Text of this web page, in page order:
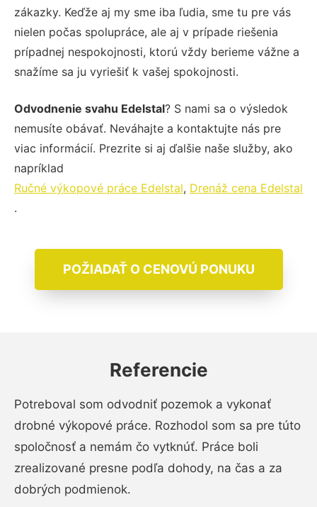
zákazky. Keďže aj my sme iba ľudia, sme tu pre vás
nielen počas spolupráce, ale aj v prípade riešenia
prípadnej nespokojnosti, ktorú vždy berieme vážne a
snažíme sa ju vyriešiť k vašej spokojnosti.
Odvodnenie svahu Edelstal? S nami sa o výsledok
nemusíte obávať. Neváhajte a kontaktujte nás pre
viac informácií. Prezrite si aj ďalšie naše služby, ako
napríklad
Ručné výkopové práce Edelstal, Drenáž cena Edelstal
.
POŽIADAŤ O CENOVÚ PONUKU
Referencie
Potreboval som odvodniť pozemok a vykonať
drobné výkopové práce. Rozhodol som sa pre túto
spoločnosť a nemám čo vytknúť. Práce boli
zrealizované presne podľa dohody, na čas a za
dobrých podmienok.